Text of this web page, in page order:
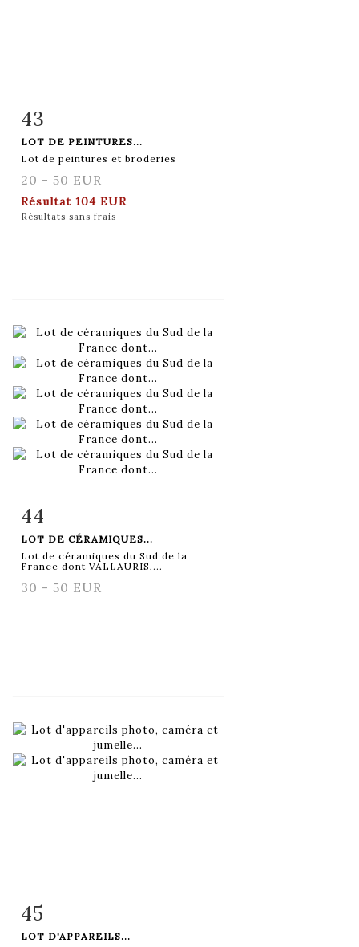
Fiche détaillée
43
LOT DE PEINTURES...
Lot de peintures et broderies
20 - 50 EUR
Résultat 104 EUR
Résultats sans frais
Fiche détaillée
44
LOT DE CÉRAMIQUES...
Lot de céramiques du Sud de la
France dont VALLAURIS,...
30 - 50 EUR
Fiche détaillée
45
LOT D'APPAREILS...